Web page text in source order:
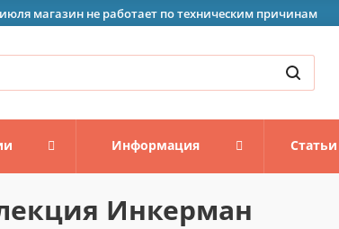
магазин не работает по техническим причинам
Информация Статьи
Инкерман